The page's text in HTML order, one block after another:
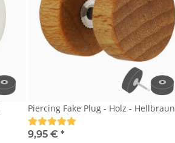
Piercing Fake Plug - Holz - Hellbraun
9,95 €*